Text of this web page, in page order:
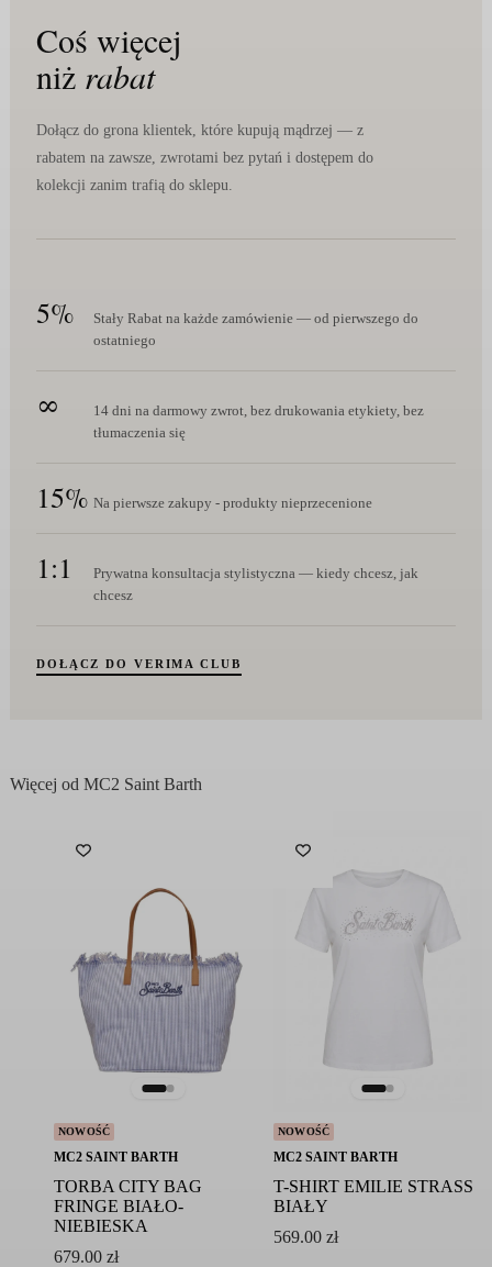
Coś więcej
niż rabat
Dołącz do grona klientek, które kupują mądrzej — z
rabatem na zawsze, zwrotami bez pytań i dostępem do
kolekcji zanim trafią do sklepu.
5%
Stały Rabat na każde zamówienie — od pierwszego do
ostatniego
∞
14 dni na darmowy zwrot, bez drukowania etykiety, bez
tłumaczenia się
15% Na pierwsze zakupy - produkty nieprzecenione
1:1
Prywatna konsultacja stylistyczna — kiedy chcesz, jak
chcesz
DOŁĄCZ DO VERIMA CLUB
Więcej od MC2 Saint Barth
NOWOŚĆ
MC2 SAINT BARTH
TORBA CITY BAG
FRINGE BIAŁO-
NIEBIESKA
679.00 zł
NOWOŚĆ
MC2 SAINT BARTH
T-SHIRT EMILIE STRASS
BIAŁY
569.00 zł